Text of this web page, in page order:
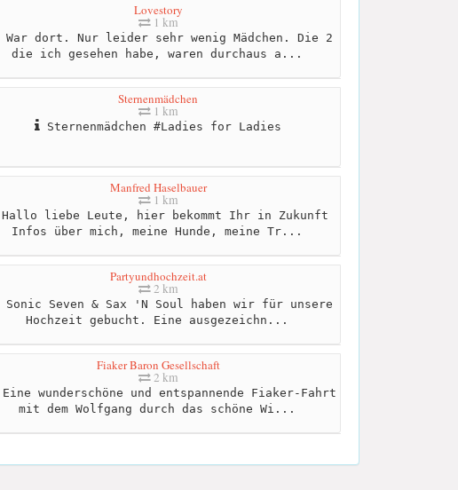
Lovestory
1 km
War dort. Nur leider sehr wenig Mädchen. Die 2
die ich gesehen habe, waren durchaus a...
Sternenmädchen
1 km
Sternenmädchen #Ladies for Ladies
Manfred Haselbauer
1 km
Hallo liebe Leute, hier bekommt Ihr in Zukunft
Infos über mich, meine Hunde, meine Tr...
Partyundhochzeit.at
2 km
Sonic Seven & Sax 'N Soul haben wir für unsere
Hochzeit gebucht. Eine ausgezeichn...
Fiaker Baron Gesellschaft
2 km
Eine wunderschöne und entspannende Fiaker-Fahrt
mit dem Wolfgang durch das schöne Wi...